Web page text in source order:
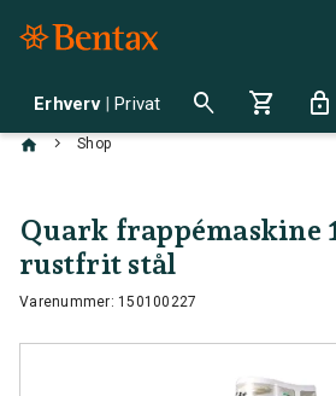
Erhverv | Privat search shopping_cart lock
chevron_right Shop
Quark frappémaskine
rustfrit stål
Varenummer: 150100227